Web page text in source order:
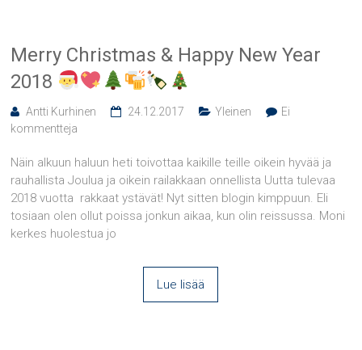
Merry Christmas & Happy New Year
2018
Antti Kurhinen 24.12.2017 Yleinen
Ei
kommentteja
Näin alkuun haluun heti toivottaa kaikille teille oikein hyvää ja
rauhallista Joulua ja oikein railakkaan onnellista Uutta tulevaa
2018 vuotta rakkaat ystävät! Nyt sitten blogin kimppuun. Eli
tosiaan olen ollut poissa jonkun aikaa, kun olin reissussa. Moni
kerkes huolestua jo
Lue lisää